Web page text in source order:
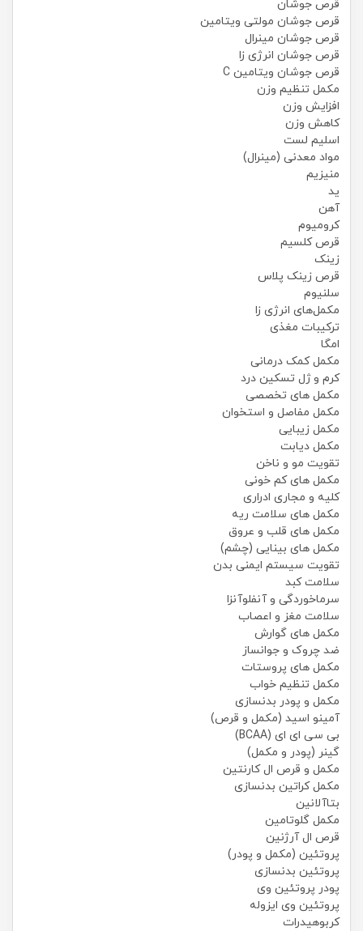
قرص جوشان
قرص جوشان مولتی ویتامین
قرص جوشان مینرال
قرص جوشان انرژی زا
قرص جوشان ویتامین C
مکمل تنظیم وزن
افزایش وزن
کاهش وزن
اسلیم لست
مواد معدنی (مینرال)
منیزیم
ید
آهن
کرومیوم
قرص کلسیم
زینک
قرص زینک پلاس
سلنیوم
مکمل‌های انرژی زا
ترکیبات مغذی
امگا
مکمل کمک درمانی
کرم و ژل تسکین درد
مکمل های تخصصی
مکمل مفاصل و استخوان
مکمل زیبایی
مکمل دیابت
تقویت مو و ناخن
مکمل های کم خونی
کلیه و مجاری ادراری
مکمل های سلامت ریه
مکمل های قلب و عروق
مکمل های بینایی (چشم)
تقویت سیستم ایمنی بدن
سلامت کبد
سرماخوردگی و آنفلوآنزا
سلامت مغز و اعصاب
مکمل های گوارش
ضد چروک و جوانساز
مکمل های پروستات
مکمل تنظیم خواب
مکمل و پودر بدنسازی
آمینو اسید (مکمل و قرص)
بی سی ای ای (BCAA)
گینر (پودر و مکمل)
مکمل و قرص ال کارنتین
مکمل کراتین بدنسازی
بتاآلانین
مکمل گلوتامین
قرص ال آرژنین
پروتئین (مکمل و پودر)
پروتئین بدنسازی
پودر پروتئین وی
پروتئین وی ایزوله
کربوهیدرات